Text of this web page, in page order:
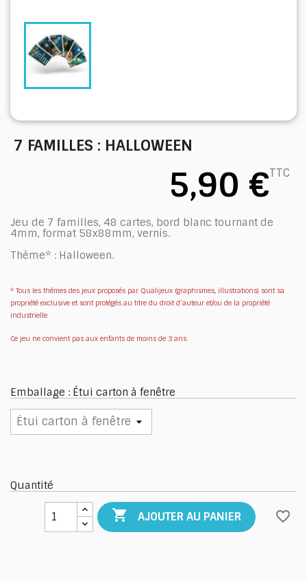
7 FAMILLES : HALLOWEEN
5,90 €TTC
Jeu de 7 familles, 48 cartes, bord blanc tournant de
4mm, format 58x88mm, vernis.
Thème* : Halloween.
* Tous les thèmes des jeux proposés par Qualijeux (graphismes, illustrations) sont sa
propriété exclusive et sont protégés au titre du droit d’auteur et/ou de la propriété
industrielle.
Ce jeu ne convient pas aux enfants de moins de 3 ans.
Emballage : Étui carton à fenêtre
Quantité
 AJOUTER AU PANIER favorite_border